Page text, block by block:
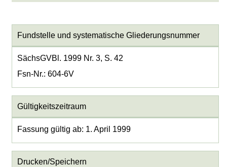
Fundstelle und systematische Gliederungsnummer
SächsGVBl. 1999 Nr. 3, S. 42
Fsn-Nr.: 604-6V
Gültigkeitszeitraum
Fassung gültig ab: 1. April 1999
Drucken/Speichern